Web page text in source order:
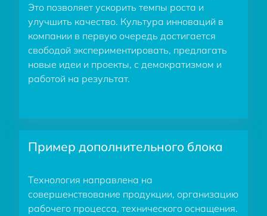
Это позволяет ускорить темпы роста и
улучшить качество. Культура инноваций в
компании в первую очередь достигается
свободой экспериментировать, предлагать
новые идеи и проекты, с демократизмом и
работой на результат.
Пример дополнительного блока
Технология направлена на
совершенствование продукции, организацию
рабочего процесса, технического оснащения.